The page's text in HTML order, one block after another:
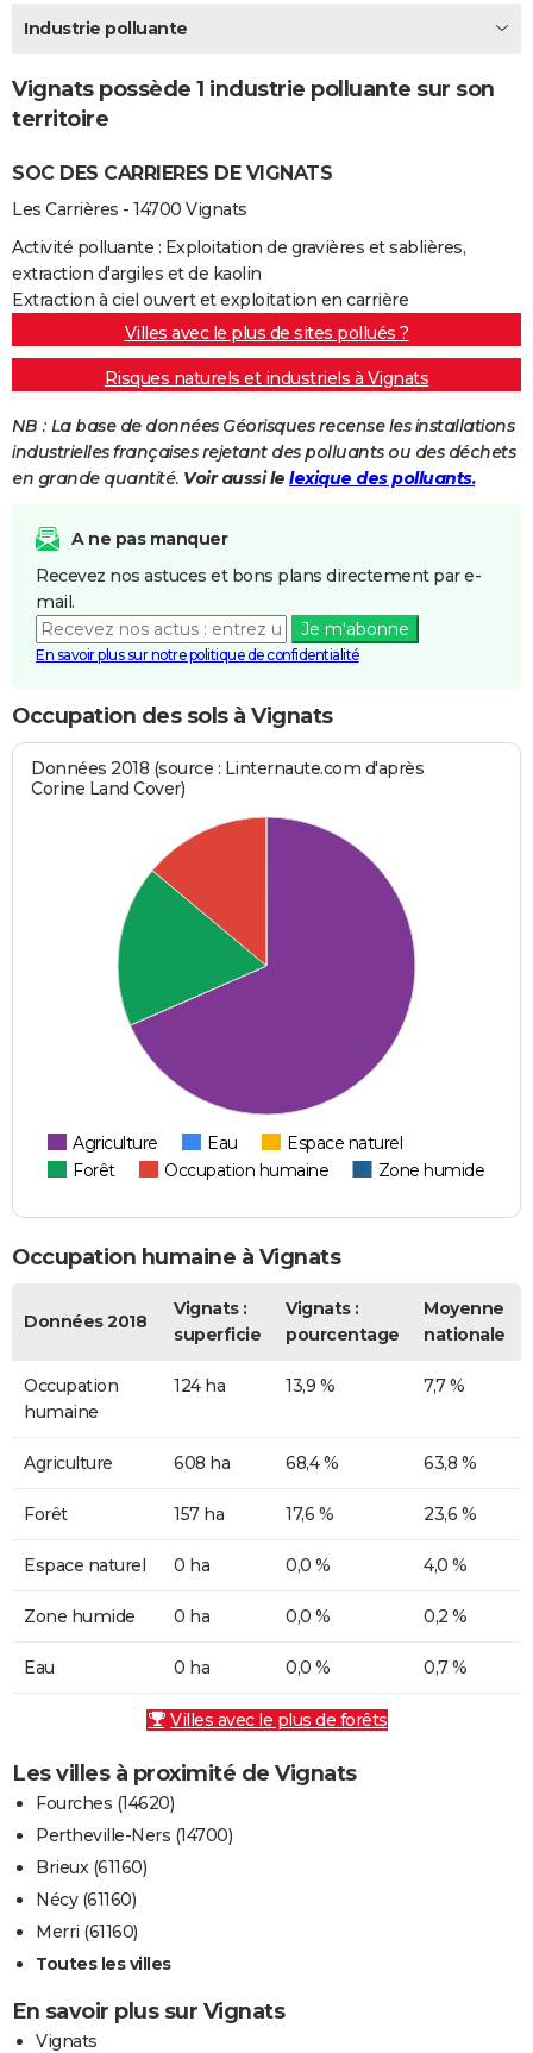
Destinations
City break
Voyage nature
Voyage de noces
Forum
Climat
+PHOTO
GUIDES D'ACHAT
BONS PLANS
CARTE DE VOEUX
Carte de Noël
Carte Bonne année
Carte Saint-Valentin
Carte Pâques
Carte d'anniversaire
DICTIONNAIRE
Dictionnaire
Biographies
Citations
Expressions
Proverbes
PROGRAMME TV
COPAINS D'AVANT
S'inscrire
Se connecter
Lycées
Collèges
Primaires
Universités
Entreprises
Service militaire
Avis de recherche
Bricolage
Lifestyle
Culture
Sport
Auto
Television
Voyage
Cinema
Industrie polluante
Vignats possède 1 industrie polluante sur son
territoire
SOC DES CARRIERES DE VIGNATS
Les Carrières - 14700 Vignats
Activité polluante : Exploitation de gravières et sablières,
extraction d'argiles et de kaolin
Extraction à ciel ouvert et exploitation en carrière
Villes avec le plus de sites pollués ?
Risques naturels et industriels à Vignats
NB : La base de données Géorisques recense les installations
industrielles françaises rejetant des polluants ou des déchets
en grande quantité. Voir aussi le lexique des polluants.
A ne pas manquer
Recevez nos astuces et bons plans directement par e-
mail.
Je m'abonne
En savoir plus sur notre politique de confidentialité
Occupation des sols à Vignats
Données 2018 (source : Linternaute.com d'après
Corine Land Cover)
Agriculture Eau
Espace naturel
Forêt
Occupation humaine Zone humide
Occupation humaine à Vignats
Données 2018
Vignats :
superficie
Vignats :
pourcentage
Moyenne
nationale
Occupation
humaine
124 ha 13,9 % 7,7 %
Agriculture 608 ha 68,4 % 63,8 %
Forêt 157 ha 17,6 % 23,6 %
Espace naturel 0 ha 0,0 % 4,0 %
Zone humide 0 ha 0,0 % 0,2 %
Eau 0 ha 0,0 % 0,7 %
Villes avec le plus de forêts
Les villes à proximité de Vignats
Fourches (14620)
Pertheville-Ners (14700)
Brieux (61160)
Nécy (61160)
Merri (61160)
Toutes les villes
En savoir plus sur Vignats
Vignats